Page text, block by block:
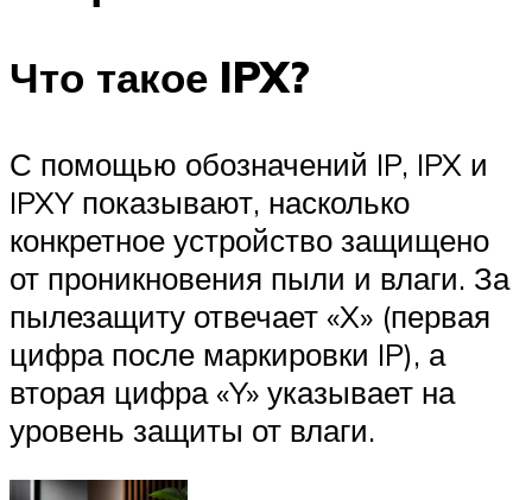
Что такое IPX?
С помощью обозначений IP, IPX и
IPXY показывают, насколько
конкретное устройство защищено
от проникновения пыли и влаги. За
пылезащиту отвечает «X» (первая
цифра после маркировки IP), а
вторая цифра «Y» указывает на
уровень защиты от влаги.